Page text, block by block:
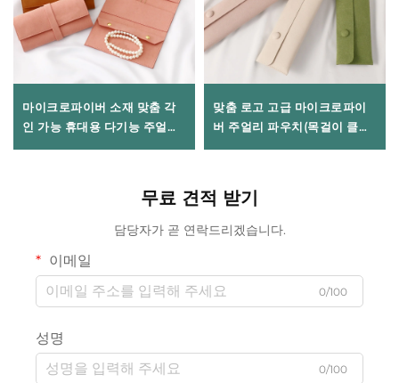
마이크로파이버 소재 맞춤 각
인 가능 휴대용 다기능 주얼리
맞춤 로고 고급 마이크로파이
버 주얼리 파우치(목걸이 클립
무료 견적 받기
담당자가 곧 연락드리겠습니다.
이메일
0/100
성명
0/100